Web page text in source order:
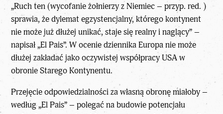
„Ruch ten (wycofanie żołnierzy z Niemiec – przyp. red. )
sprawia, że dylemat egzystencjalny, którego kontynent
nie może już dłużej unikać, staje się realny i naglący” –
napisał „El Pais”. W ocenie dziennika Europa nie może
dłużej zakładać jako oczywistej współpracy USA w
obronie Starego Kontynentu.
Przejęcie odpowiedzialności za własną obronę miałoby –
według „El Pais” – polegać na budowie potencjału